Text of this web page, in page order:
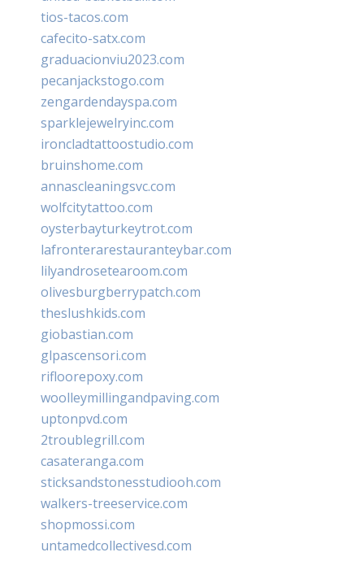
tios-tacos.com
cafecito-satx.com
graduacionviu2023.com
pecanjackstogo.com
zengardendayspa.com
sparklejewelryinc.com
ironcladtattoostudio.com
bruinshome.com
annascleaningsvc.com
wolfcitytattoo.com
oysterbayturkeytrot.com
lafronterarestauranteybar.com
lilyandrosetearoom.com
olivesburgberrypatch.com
theslushkids.com
giobastian.com
glpascensori.com
rifloorepoxy.com
woolleymillingandpaving.com
uptonpvd.com
2troublegrill.com
casateranga.com
sticksandstonesstudiooh.com
walkers-treeservice.com
shopmossi.com
untamedcollectivesd.com